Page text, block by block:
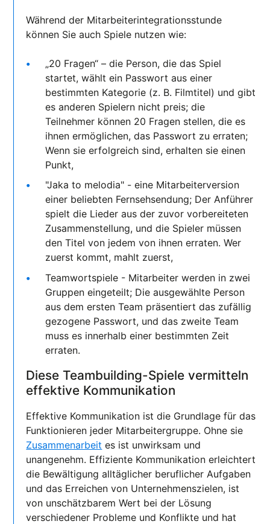
Während der Mitarbeiterintegrationsstunde
können Sie auch Spiele nutzen wie:
„20 Fragen“ – die Person, die das Spiel
startet, wählt ein Passwort aus einer
bestimmten Kategorie (z. B. Filmtitel) und gibt
es anderen Spielern nicht preis; die
Teilnehmer können 20 Fragen stellen, die es
ihnen ermöglichen, das Passwort zu erraten;
Wenn sie erfolgreich sind, erhalten sie einen
Punkt,
"Jaka to melodia" - eine Mitarbeiterversion
einer beliebten Fernsehsendung; Der Anführer
spielt die Lieder aus der zuvor vorbereiteten
Zusammenstellung, und die Spieler müssen
den Titel von jedem von ihnen erraten. Wer
zuerst kommt, mahlt zuerst,
Teamwortspiele - Mitarbeiter werden in zwei
Gruppen eingeteilt; Die ausgewählte Person
aus dem ersten Team präsentiert das zufällig
gezogene Passwort, und das zweite Team
muss es innerhalb einer bestimmten Zeit
erraten.
Diese Teambuilding-Spiele vermitteln
effektive Kommunikation
Effektive Kommunikation ist die Grundlage für das
Funktionieren jeder Mitarbeitergruppe. Ohne sie
Zusammenarbeit es ist unwirksam und
unangenehm. Effiziente Kommunikation erleichtert
die Bewältigung alltäglicher beruflicher Aufgaben
und das Erreichen von Unternehmenszielen, ist
von unschätzbarem Wert bei der Lösung
verschiedener Probleme und Konflikte und hat